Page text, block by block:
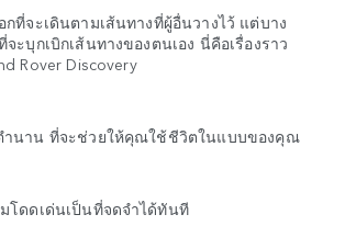
กที่จะเดินตามเส้นทางที่ผู้อื่นวางไว้ แต่บาง
ะบุกเบิกเส้นทางของตนเอง นี่คือเรื่องราว
Rover Discovery
ำนาน ที่จะช่วยให้คุณใช้ชีวิตในแบบของคุณ
โดดเด่นเป็นที่จดจำได้ทันที